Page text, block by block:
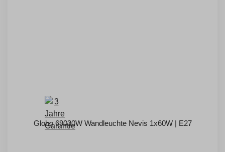
Globo 69030W Wandleuchte Nevis 1x60W | E27